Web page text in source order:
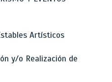
Artísticos
y/o Realización de